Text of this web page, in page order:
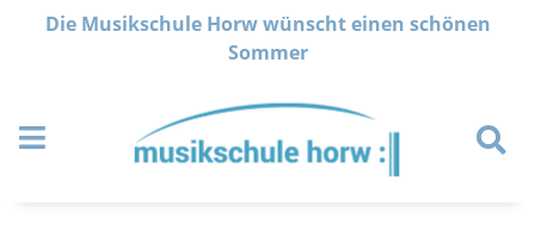
Navigation überspringen
Die Musikschule Horw wünscht einen schönen
Sommer